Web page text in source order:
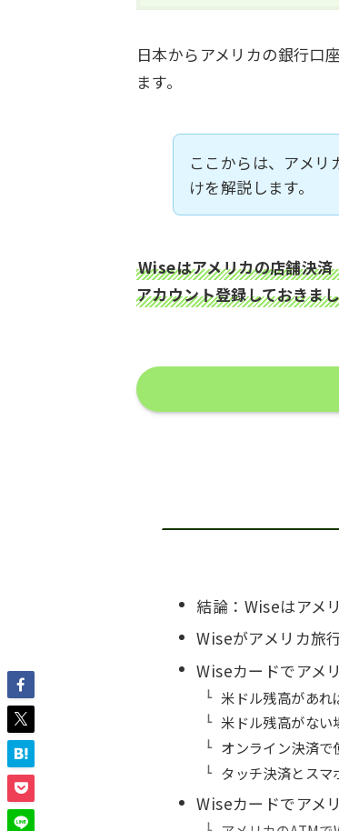
日本からアメリカの銀行口
ます。
ここからは、アメ
けを解説します。
Wiseはアメリカの店舗決
アカウント登録しておきま
結論：Wiseはアメ
Wiseがアメリカ旅
Wiseカードでアメ
米ドル残高があ
米ドル残高がない
オンライン決済で
タッチ決済とスマ
Wiseカードでアメ